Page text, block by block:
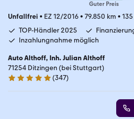
Guter Preis
Unfallfrei • EZ 12/2016• 79.850 km •
TOP-Händler 2025
Inzahlungnahme möglich
Auto Althoff, Inh. Julian Althoff
71254 Ditzingen (bei Stuttgart)
4.8 Sterne
(347)